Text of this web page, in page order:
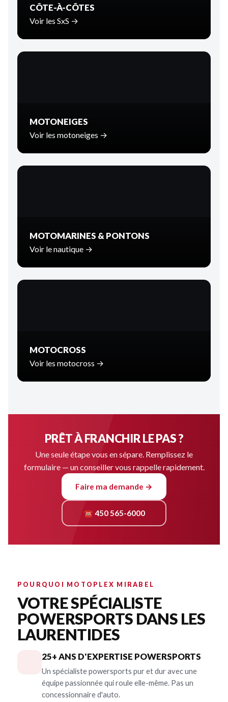
CÔTE-À-CÔTES
Voir les SxS →
MOTONEIGES
Voir les motoneiges →
MOTOMARINES & PONTONS
Voir le nautique →
MOTOCROSS
Voir les motocross →
PRÊT À FRANCHIR LE PAS ?
Une seule étape vous en sépare. Remplissez le
formulaire — un conseiller vous rappelle rapidement.
Faire ma demande →
☎ 450 565-6000
POURQUOI MOTOPLEX MIRABEL
VOTRE SPÉCIALISTE
POWERSPORTS DANS LES
LAURENTIDES
25+ ANS D'EXPERTISE POWERSPORTS
Un spécialiste powersports pur et dur avec une
équipe passionnée qui roule elle-même. Pas un
concessionnaire d'auto.